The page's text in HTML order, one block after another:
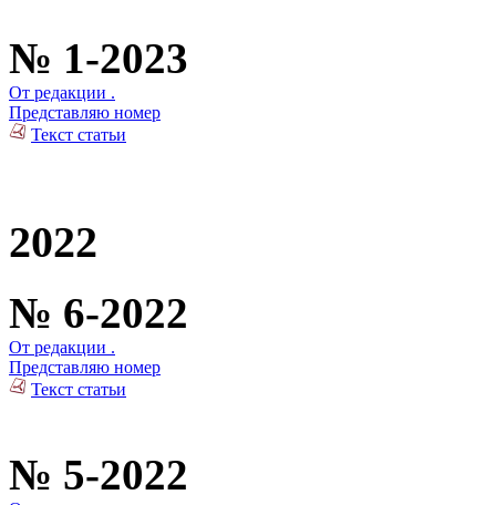
№ 1-2023
От редакции .
Представляю номер
Текст статьи
2022
№ 6-2022
От редакции .
Представляю номер
Текст статьи
№ 5-2022